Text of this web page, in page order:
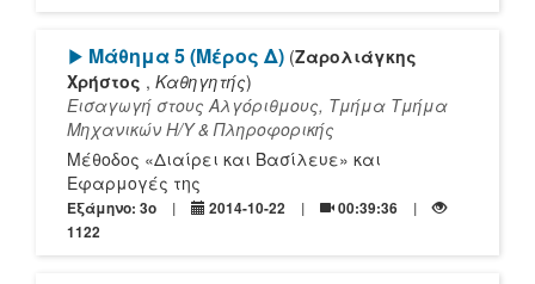
[Play]
Μάθημα 5 (Μέρος Δ) (Ζαρολιάγκης
Χρήστος , Καθηγητής)
Εισαγωγή στους Αλγόριθμους, Τμήμα Τμήμα
Mηχανικών Η/Υ & Πληροφορικής
Μέθοδος «Διαίρει και Βασίλευε» και
Εφαρμογές της
Εξάμηνο: 3o 2014-10-22
00:39:36
1122